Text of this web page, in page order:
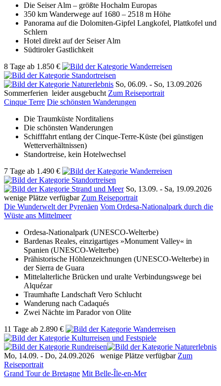
Die Seiser Alm – größte Hochalm Europas
350 km Wanderwege auf 1680 – 2518 m Höhe
Panorama auf die Dolomiten-Gipfel Langkofel, Plattkofel und
Schlern
Hotel direkt auf der Seiser Alm
Südtiroler Gastlichkeit
8 Tage ab 1.850 €
So, 06.09. - So, 13.09.2026
Sommerferien leider ausgebucht Zum Reiseportrait
Cinque Terre Die schönsten Wanderungen
Die Traumküste Norditaliens
Die schönsten Wanderungen
Schifffahrt entlang der Cinque-Terre-Küste (bei günstigen
Wetterverhältnissen)
Standortreise, kein Hotelwechsel
7 Tage ab 1.490 €
So, 13.09. - Sa, 19.09.2026
wenige Plätze verfügbar Zum Reiseportrait
Die Wunderwelt der Pyrenäen Vom Ordesa-Nationalpark durch die
Wüste ans Mittelmeer
Ordesa-Nationalpark (UNESCO-Welterbe)
Bardenas Reales, einzigartiges »Monument Valley« in
Spanien (UNESCO-Welterbe)
Prähistorische Höhlenzeichnungen (UNESCO-Welterbe) in
der Sierra de Guara
Mittelalterliche Brücken und uralte Verbindungswege bei
Alquézar
Traumhafte Landschaft Vero Schlucht
Wanderung nach Cadaqués
Zwei Nächte im Parador von Olite
11 Tage ab 2.890 €
Mo, 14.09. - Do, 24.09.2026 wenige Plätze verfügbar Zum
Reiseportrait
Grand Tour de Bretagne Mit Belle-Île-en-Mer